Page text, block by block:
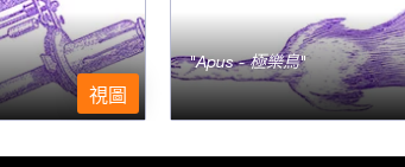
視圖
Apus - 極樂鳥